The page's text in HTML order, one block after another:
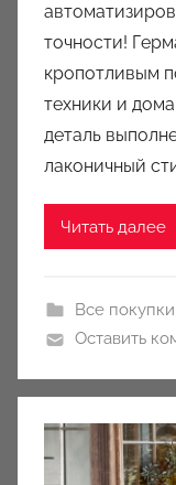
точности!
кропотливым
техники и
деталь
лаконичный
Читать далее
Все покупки
Оставить